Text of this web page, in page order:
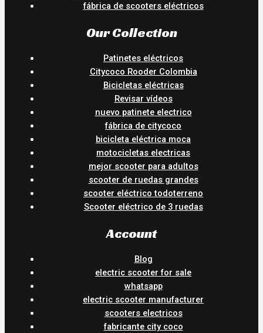
fábrica de scooters eléctricos
Our Collection
Patinetes eléctricos
Citycoco Rooder Colombia
Bicicletas eléctricas
Revisar vídeos
nuevo patinete electrico
fábrica de citycoco
bicicleta eléctrica moca
motocicletas electricas
mejor scooter para adultos
scooter de ruedas grandes
scooter eléctrico todoterreno
Scooter eléctrico de 3 ruedas
Account
Blog
electric scooter for sale
whatsapp
electric scooter manufacturer
scooters electricos
fabricante city coco